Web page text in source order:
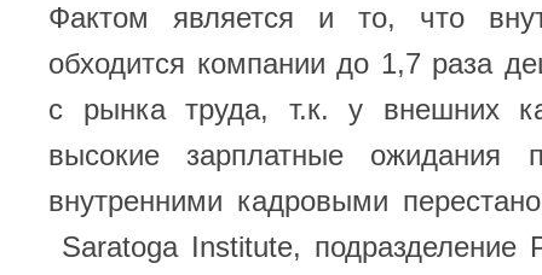
Фактом является и то, что
обходится компании до 1,7 раза
с рынка труда, т.к. у внешних
высокие зарплатные ожидания
внутренними кадровыми
Saratoga Institute, подразделение